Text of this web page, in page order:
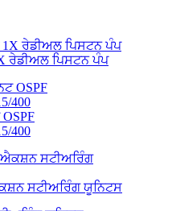
ਰੇਡੀਅਲ ਪਿਸਟਨ ਪੰਪ
400
ਸਟੀਅਰਿੰਗ ਯੂਨਿਟਸ